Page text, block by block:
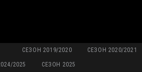
СЕЗОН 2019/2020 СЕЗОН 2020/2021
2025 СЕЗОН 2025